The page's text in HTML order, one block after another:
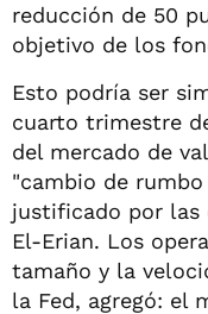
reducción de 50
objetivo de los
Esto podría ser
cuarto trimestre
del mercado de
"cambio de
justificado por las
El-Erian. Los
tamaño y la
la Fed, agregó: el